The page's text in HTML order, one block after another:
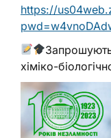
https://
хіміко-